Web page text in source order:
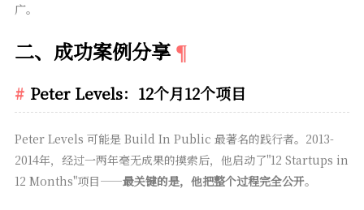
广。
二、成功案例分享
Peter Levels：12个月12个项目
Peter Levels 可能是 Build In Public 最著名的践行者。2013-
2014年，经过一两年毫无成果的摸索后，他启动了"12 Startups in
12 Months"项目——最关键的是，他把整个过程完全公开。